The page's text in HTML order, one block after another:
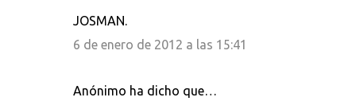
JOSMAN.
6 de enero de 2012 a las 15:41
Anónimo ha dicho que…